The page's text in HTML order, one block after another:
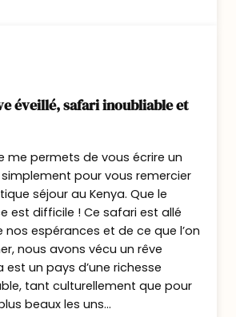
chacun un intérêt différent :
noirs et blancs qui en font sa
totalement disparus. Au
on parle surtout des
qui viennent par milliers sur
le lac accueille plus de 400
l’aigle pêcheur …
également idéal pour voir
girafes de Rothschild et
dans un paysage pittoresque
éveillé, safari inoubliable et
me permets de vous écrire un
pour vous remercier
séjour au Kenya. Que le
est difficile ! Ce safari est allé
nos espérances et de ce que l’on
nous avons vécu un rêve
est un pays d’une richesse
tant culturellement que pour
beaux les uns...